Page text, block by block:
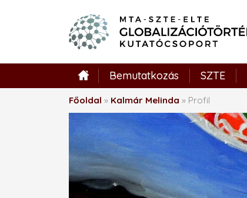
Hírek
Bemutatkozás SZTE
Főoldal » Kalmár Melinda » Profil